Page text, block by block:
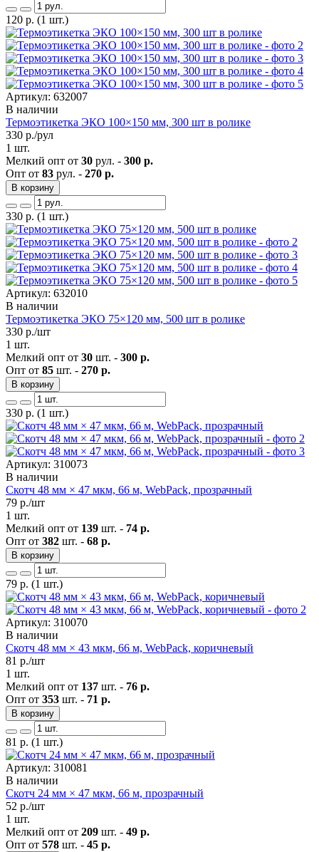
120 р. (1 шт.)
Артикул: 632007
В наличии
Термоэтикетка ЭКО 100×150 мм, 300 шт в ролике
330 р./рул
1 шт.
Мелкий опт от 30 рул. - 300 р.
Опт от 83 рул. - 270 р.
В корзину
330 р. (1 шт.)
Артикул: 632010
В наличии
Термоэтикетка ЭКО 75×120 мм, 500 шт в ролике
330 р./шт
1 шт.
Мелкий опт от 30 шт. - 300 р.
Опт от 85 шт. - 270 р.
В корзину
330 р. (1 шт.)
Артикул: 310073
В наличии
Скотч 48 мм × 47 мкм, 66 м, WebPack, прозрачный
79 р./шт
1 шт.
Мелкий опт от 139 шт. - 74 р.
Опт от 382 шт. - 68 р.
В корзину
79 р. (1 шт.)
Артикул: 310070
В наличии
Скотч 48 мм × 43 мкм, 66 м, WebPack, коричневый
81 р./шт
1 шт.
Мелкий опт от 137 шт. - 76 р.
Опт от 353 шт. - 71 р.
В корзину
81 р. (1 шт.)
Артикул: 310081
В наличии
Скотч 24 мм × 47 мкм, 66 м, прозрачный
52 р./шт
1 шт.
Мелкий опт от 209 шт. - 49 р.
Опт от 578 шт. - 45 р.